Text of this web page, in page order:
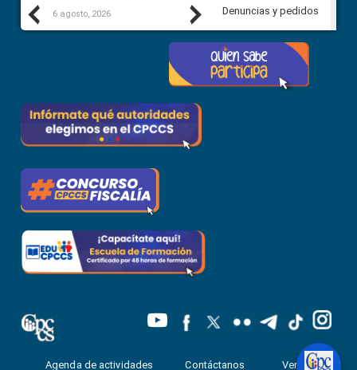
Previous
6 agosto, 2026 5 agosto, 2026
Next
Denuncias y pedidos
Agenda de actividades Contáctanos Ventanilla